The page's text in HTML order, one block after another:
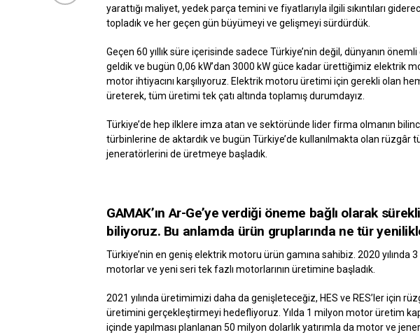
yarattığı maliyet, yedek parça temini ve fiyatlarıyla ilgili sıkıntıları
topladık ve her geçen gün büyümeyi ve gelişmeyi sürdürdük.
Geçen 60 yıllık süre içerisinde sadece Türkiye’nin değil, dünyanın
geldik ve bugün 0,06 kW’dan 3000 kW güce kadar ürettiğimiz elektrik
motor ihtiyacını karşılıyoruz. Elektrik motoru üretimi için gerekli olan
üreterek, tüm üretimi tek çatı altında toplamış durumdayız.
Türkiye’de hep ilklere imza atan ve sektöründe lider firma olmanın
türbinlerine de aktardık ve bugün Türkiye’de kullanılmakta olan rüzgâr
jeneratörlerini de üretmeye başladık.
GAMAK’ın Ar-Ge’ye verdiği öneme bağlı olarak
biliyoruz. Bu anlamda ürün gruplarında ne tür
Türkiye’nin en geniş elektrik motoru ürün gamına sahibiz. 2020
motorlar ve yeni seri tek fazlı motorlarının üretimine başladık.
2021 yılında üretimimizi daha da genişleteceğiz, HES ve RES’ler için
üretimini gerçekleştirmeyi hedefliyoruz. Yılda 1 milyon motor üretim
içinde yapılması planlanan 50 milyon dolarlık yatırımla da motor ve